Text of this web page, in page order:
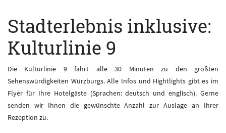
Stadterlebnis inklusive:
Kulturlinie 9
Die Kulturlinie 9 fährt alle 30 Minuten zu den größten
Sehenswürdigkeiten Würzburgs. Alle Infos und Hightlights gibt es im
Flyer für Ihre Hotelgäste (Sprachen: deutsch und englisch). Gerne
senden wir Ihnen die gewünschte Anzahl zur Auslage an Ihrer
Rezeption zu.